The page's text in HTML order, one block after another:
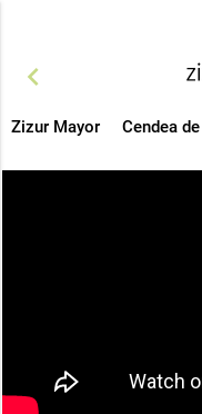
chevron_left
Zizur Mayor Cendea